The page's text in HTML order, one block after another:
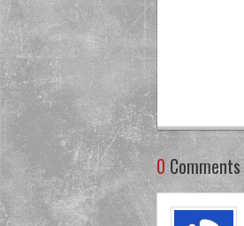
0 Comments